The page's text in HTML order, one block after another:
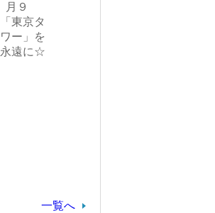
月９
「東京タ
ワー」を
永遠に☆
一覧へ